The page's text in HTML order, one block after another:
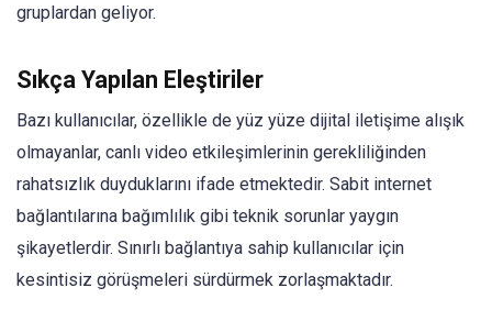
gruplardan geliyor.
Sıkça Yapılan Eleştiriler
Bazı kullanıcılar, özellikle de yüz yüze dijital iletişime alışık
olmayanlar, canlı video etkileşimlerinin gerekliliğinden
rahatsızlık duyduklarını ifade etmektedir. Sabit internet
bağlantılarına bağımlılık gibi teknik sorunlar yaygın
şikayetlerdir. Sınırlı bağlantıya sahip kullanıcılar için
kesintisiz görüşmeleri sürdürmek zorlaşmaktadır.